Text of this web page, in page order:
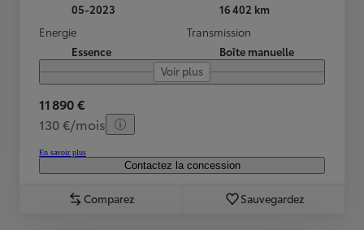
05-2023
16 402 km
Energie
Essence
Transmission
Boîte manuelle
Voir plus
11 890 €
130 €/mois
En savoir plus
Contactez la concession
Comparez Sauvegardez